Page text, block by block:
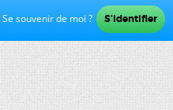
Se souvenir de moi ?